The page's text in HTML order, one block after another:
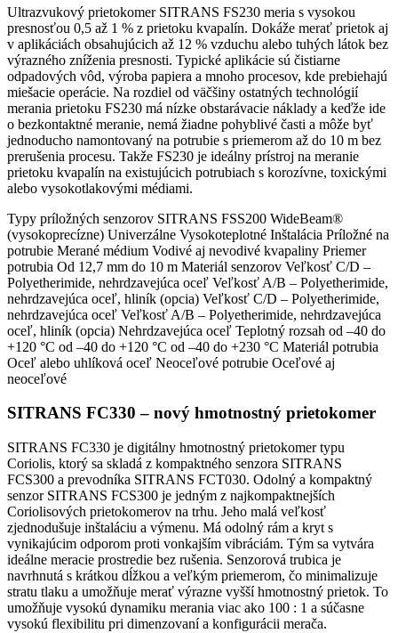
Ultrazvukový prietokomer SITRANS FS230 meria s vysokou
presnosťou 0,5 až 1 % z prietoku kvapalín. Dokáže merať prietok aj
v aplikáciách obsahujúcich až 12 % vzduchu alebo tuhých látok bez
výrazného zníženia presnosti. Typické aplikácie sú čistiarne
odpadových vôd, výroba papiera a mnoho procesov, kde prebiehajú
miešacie operácie. Na rozdiel od väčšiny ostatných technológií
merania prietoku FS230 má nízke obstarávacie náklady a keďže ide
o bezkontaktné meranie, nemá žiadne pohyblivé časti a môže byť
jednoducho namontovaný na potrubie s priemerom až do 10 m bez
prerušenia procesu. Takže FS230 je ideálny prístroj na meranie
prietoku kvapalín na existujúcich potrubiach s korozívne, toxickými
alebo vysokotlakovými médiami.
Typy príložných senzorov SITRANS FSS200 WideBeam®
(vysokoprecízne) Univerzálne Vysokoteplotné Inštalácia Príložné na
potrubie Merané médium Vodivé aj nevodivé kvapaliny Priemer
potrubia Od 12,7 mm do 10 m Materiál senzorov Veľkosť C/D –
Polyetherimide, nehrdzavejúca oceľ Veľkosť A/B – Polyetherimide,
nehrdzavejúca oceľ, hliník (opcia) Veľkosť C/D – Polyetherimide,
nehrdzavejúca oceľ Veľkosť A/B – Polyetherimide, nehrdzavejúca
oceľ, hliník (opcia) Nehrdzavejúca oceľ Teplotný rozsah od –40 do
+120 °C od –40 do +120 °C od –40 do +230 °C Materiál potrubia
Oceľ alebo uhlíková oceľ Neoceľové potrubie Oceľové aj
neoceľové
SITRANS FC330 – nový hmotnostný prietokomer
SITRANS FC330 je digitálny hmotnostný prietokomer typu
Coriolis, ktorý sa skladá z kompaktného senzora SITRANS
FCS300 a prevodníka SITRANS FCT030. Odolný a kompaktný
senzor SITRANS FCS300 je jedným z najkompaktnejších
Coriolisových prietokomerov na trhu. Jeho malá veľkosť
zjednodušuje inštaláciu a výmenu. Má odolný rám a kryt s
vynikajúcim odporom proti vonkajším vibráciám. Tým sa vytvára
ideálne meracie prostredie bez rušenia. Senzorová trubica je
navrhnutá s krátkou dĺžkou a veľkým priemerom, čo minimalizuje
stratu tlaku a umožňuje merať výrazne vyšší hmotnostný prietok. To
umožňuje vysokú dynamiku merania viac ako 100 : 1 a súčasne
vysokú flexibilitu pri dimenzovaní a konfigurácii merača.